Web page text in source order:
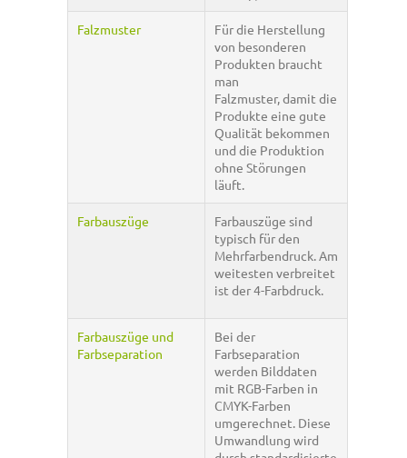
Falzmuster
Für die Herstellung
von besonderen
Produkten braucht
man
Falzmuster, damit die
Produkte eine gute
Qualität bekommen
und die Produktion
ohne Störungen
läuft.
Farbauszüge
Farbauszüge sind
typisch für den
Mehrfarbendruck. Am
weitesten verbreitet
ist der 4-Farbdruck.
Farbauszüge und
Farbseparation
Bei der
Farbseparation
werden Bilddaten
mit RGB-Farben in
CMYK-Farben
umgerechnet. Diese
Umwandlung wird